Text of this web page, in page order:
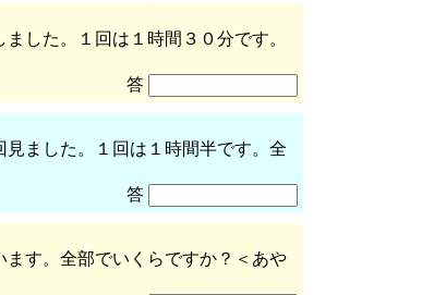
した。１回は１時間３０分です。
答
ました。１回は１時間半です。全
答
す。全部でいくらですか？＜あや